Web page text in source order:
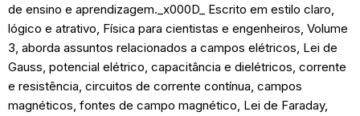
de ensino e aprendizagem._x000D_ Escrito em estilo claro,
lógico e atrativo, Física para cientistas e engenheiros, Volume
3, aborda assuntos relacionados a campos elétricos, Lei de
Gauss, potencial elétrico, capacitância e dielétricos, corrente
e resistência, circuitos de corrente contínua, campos
magnéticos, fontes de campo magnético, Lei de Faraday,